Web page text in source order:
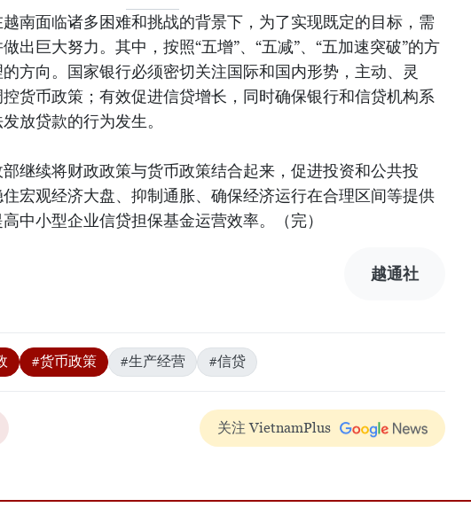
南面临诸多困难和挑战的背景下，为了实现既定的目标，需
出巨大努力。其中，按照“五增”、“五减”、“五加速突破”的方
方向。国家银行必须密切关注国际和国内形势，主动、灵
货币政策；有效促进信贷增长，同时确保银行和信贷机构系
放贷款的行为发生。
继续将财政政策与货币政策结合起来，促进投资和公共投
宏观经济大盘、抑制通胀、确保经济运行在合理区间等提供
中小型企业信贷担保基金运营效率。（完）
越通社
#货币政策 #生产经营 #信贷
关注 VietnamPlus